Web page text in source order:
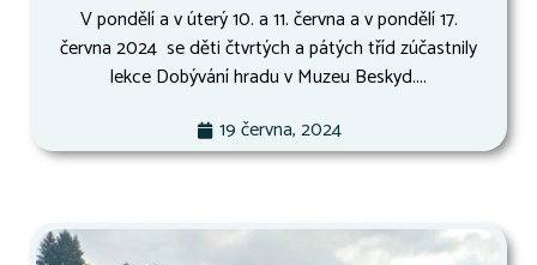
V pondělí a v úterý 10. a 11. června a v pondělí 17.
června 2024 se děti čtvrtých a pátých tříd zúčastnily
lekce Dobývání hradu v Muzeu Beskyd....
19 června, 2024